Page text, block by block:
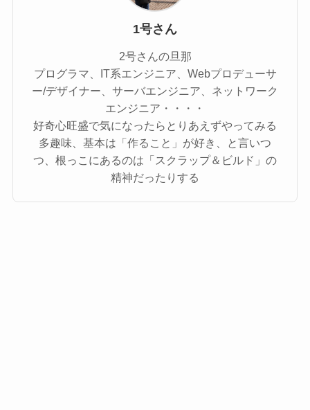
1号さん
2号さんの旦那
プログラマ、IT系エンジニア、Webプロデューサ
ー/デザイナー、サーバエンジニア、ネットワーク
エンジニア・・・・
好奇心旺盛で気になったらとりあえずやってみる
多趣味、基本は「作ること」が好き、と言いつ
つ、根っこにあるのは「スクラップ＆ビルド」の
精神だったりする